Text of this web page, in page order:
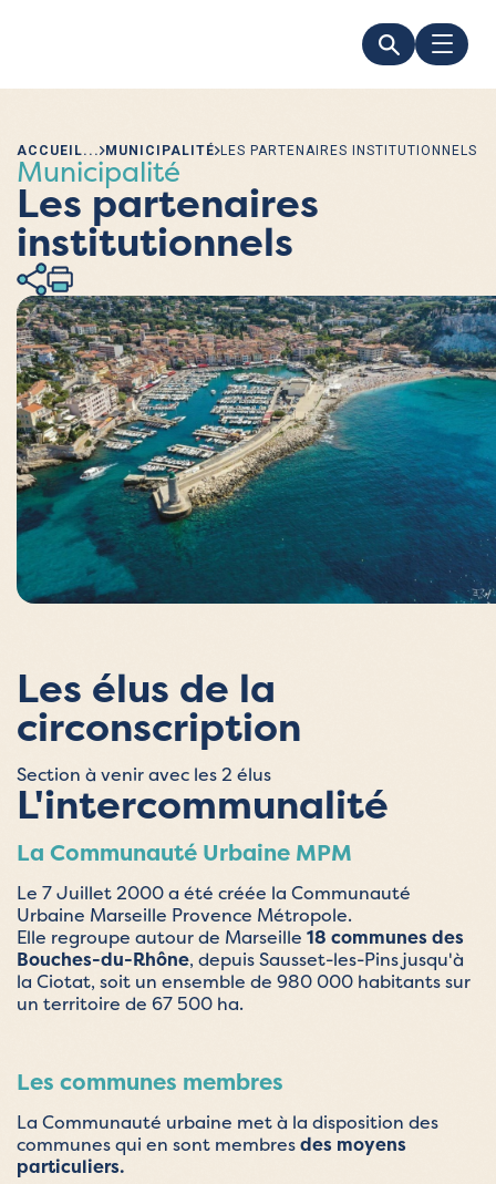
ACCUEIL MUNICIPALITÉ LES PARTENAIRES INSTITUTIONNELS
Les partenaires
institutionnels
Municipalité
Les élus de la
circonscription
Section à venir avec les 2 élus
L'intercommunalité
La Communauté Urbaine MPM
Le 7 Juillet 2000 a été créée la Communauté
Urbaine Marseille Provence Métropole.
Elle regroupe autour de Marseille 18 communes des
Bouches-du-Rhône, depuis Sausset-les-Pins jusqu'à
la Ciotat, soit un ensemble de 980 000 habitants sur
un territoire de 67 500 ha.
Les communes membres
La Communauté urbaine met à la disposition des
communes qui en sont membresdes moyens
particuliers.